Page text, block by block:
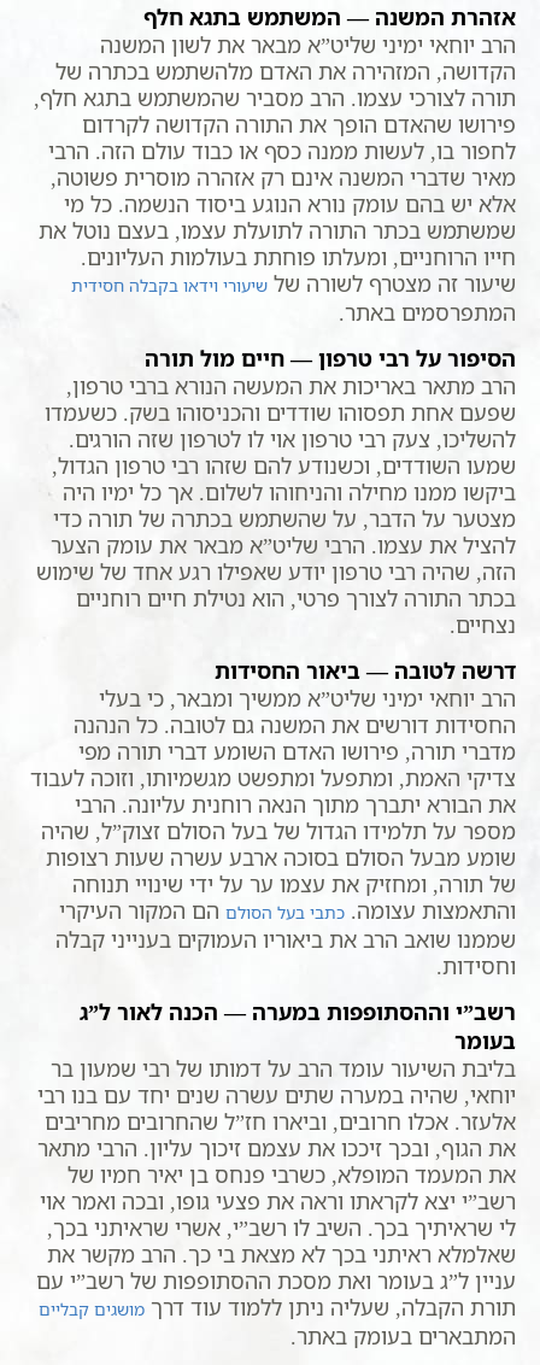
אזהרת המשנה — המשתמש בתגא חלף
הרב יוחאי ימיני שליט”א מבאר את לשון המשנה
הקדושה, המזהירה את האדם מלהשתמש בכתרה של
תורה לצורכי עצמו. הרב מסביר שהמשתמש בתגא חלף,
פירושו שהאדם הופך את התורה הקדושה לקרדום
לחפור בו, לעשות ממנה כסף או כבוד עולם הזה. הרבי
מאיר שדברי המשנה אינם רק אזהרה מוסרית פשוטה,
אלא יש בהם עומק נורא הנוגע ביסוד הנשמה. כל מי
שמשתמש בכתר התורה לתועלת עצמו, בעצם נוטל את
חייו הרוחניים, ומעלתו פוחתת בעולמות העליונים.
שיעור זה מצטרף לשורה של שיעורי וידאו בקבלה חסידית
המתפרסמים באתר.
הסיפור על רבי טרפון — חיים מול תורה
הרב מתאר באריכות את המעשה הנורא ברבי טרפון,
שפעם אחת תפסוהו שודדים והכניסוהו בשק. כשעמדו
להשליכו, צעק רבי טרפון אוי לו לטרפון שזה הורגים.
שמעו השודדים, וכשנודע להם שזהו רבי טרפון הגדול,
ביקשו ממנו מחילה והניחוהו לשלום. אך כל ימיו היה
מצטער על הדבר, על שהשתמש בכתרה של תורה כדי
להציל את עצמו. הרבי שליט”א מבאר את עומק הצער
הזה, שהיה רבי טרפון יודע שאפילו רגע אחד של שימוש
בכתר התורה לצורך פרטי, הוא נטילת חיים רוחניים
נצחיים.
דרשה לטובה — ביאור החסידות
הרב יוחאי ימיני שליט”א ממשיך ומבאר, כי בעלי
החסידות דורשים את המשנה גם לטובה. כל הנהנה
מדברי תורה, פירושו האדם השומע דברי תורה מפי
צדיקי האמת, ומתפעל ומתפשט מגשמיותו, וזוכה לעבוד
את הבורא יתברך מתוך הנאה רוחנית עליונה. הרבי
מספר על תלמידו הגדול של בעל הסולם זצוק”ל, שהיה
שומע מבעל הסולם בסוכה ארבע עשרה שעות רצופות
של תורה, ומחזיק את עצמו ער על ידי שינויי תנוחה
והתאמצות עצומה. כתבי בעל הסולם הם המקור העיקרי
שממנו שואב הרב את ביאוריו העמוקים בענייני קבלה
וחסידות.
רשב”י וההסתופפות במערה — הכנה לאור ל”ג
בעומר
בליבת השיעור עומד הרב על דמותו של רבי שמעון בר
יוחאי, שהיה במערה שתים עשרה שנים יחד עם בנו רבי
אלעזר. אכלו חרובים, וביארו חז”ל שהחרובים מחריבים
את הגוף, ובכך זיככו את עצמם זיכוך עליון. הרבי מתאר
את המעמד המופלא, כשרבי פנחס בן יאיר חמיו של
רשב”י יצא לקראתו וראה את פצעי גופו, ובכה ואמר אוי
לי שראיתיך בכך. השיב לו רשב”י, אשרי שראיתני בכך,
שאלמלא ראיתני בכך לא מצאת בי כך. הרב מקשר את
עניין ל”ג בעומר ואת מסכת ההסתופפות של רשב”י עם
תורת הקבלה, שעליה ניתן ללמוד עוד דרך מושגים קבליים
המתבארים בעומק באתר.